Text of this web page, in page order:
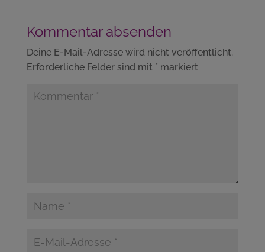
Kommentar absenden
Deine E-Mail-Adresse wird nicht veröffentlicht.
Erforderliche Felder sind mit * markiert